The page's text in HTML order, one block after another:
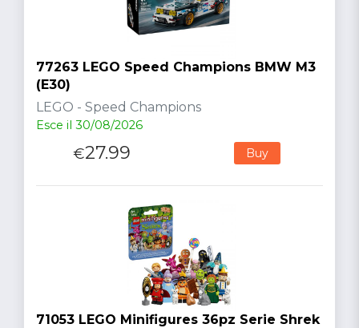
77263 LEGO Speed Champions BMW M3
(E30)
LEGO - Speed Champions
Esce il 30/08/2026
€27.99 Buy
71053 LEGO Minifigures 36pz Serie Shrek